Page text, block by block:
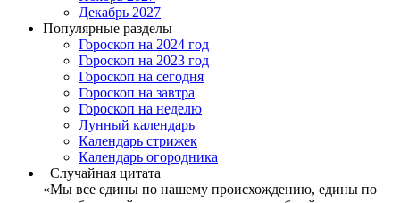
Декабрь 2027
Популярные разделы
Гороскоп на 2024 год
Гороскоп на 2023 год
Гороскоп на сегодня
Гороскоп на завтра
Гороскоп на неделю
Лунный календарь
Календарь стрижек
Календарь огородника
Случайная цитата
«Мы все едины по нашему происхождению, едины по